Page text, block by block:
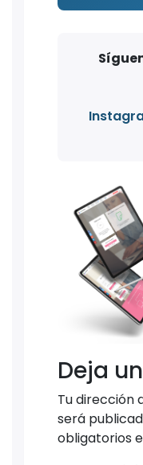
Deja
Tu dirección
será
obligatorios